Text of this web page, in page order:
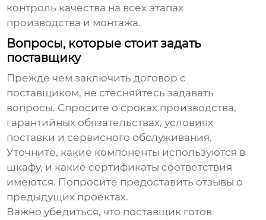
контроль качества на всех этапах
производства и монтажа.
Вопросы, которые стоит задать
поставщику
Прежде чем заключить договор с
поставщиком, не стесняйтесь задавать
вопросы. Спросите о сроках производства,
гарантийных обязательствах, условиях
поставки и сервисного обслуживания.
Уточните, какие компоненты используются в
шкафу, и какие сертификаты соответствия
имеются. Попросите предоставить отзывы о
предыдущих проектах.
Важно убедиться, что поставщик готов